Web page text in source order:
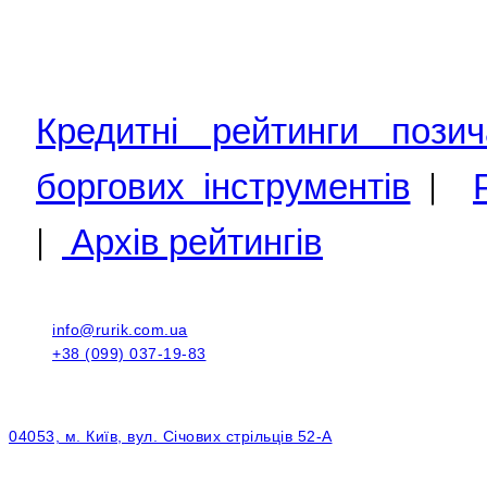
Кредитні рейтинги
боргових інструментів |
|
Архів рейтингів
info@rurik.com.ua
+38 (099) 037-19-83
04053, м. Київ, вул. Січових стрільців 52-А